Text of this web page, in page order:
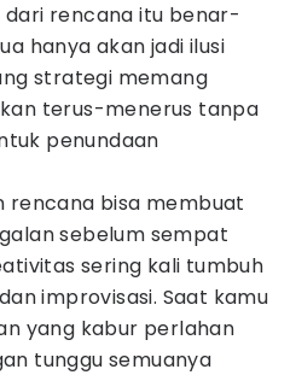
dari rencana itu benar-
hanya akan jadi ilusi
strategi memang
terus-menerus tanpa
penundaan
rencana bisa membuat
sebelum sempat
sering kali tumbuh
improvisasi. Saat kamu
yang kabur perlahan
tunggu semuanya